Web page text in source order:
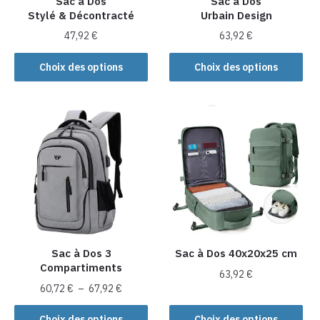
page
du
produit
du
produit
Stylé & Décontracté
47,92€
Choix des options
Ce
produit
plusieurs
variations.
Les
options
peuvent
être
choisies
sur
la
page
du
produit
Urbain Design
63,92€
Choix des options
Ce
produit
variations.
Les
options
peuvent
être
choisies
sur
la
page
produit
Sac à Dos 3
Compartiments
60,72€ – 67,92€
de
Ce
Sac à Dos 40x20x25 cm
63,92€